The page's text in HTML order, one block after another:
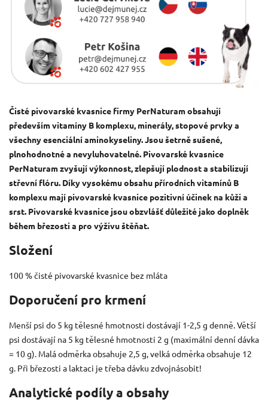
Čisté pivovarské kvasnice firmy PerNaturam obsahují
především vitamíny B komplexu, minerály, stopové prvky a
všechny esenciální aminokyseliny. Jsou šetrně sušené,
plnohodnotné a nevyluhovatelné. Pivovarské kvasnice
PerNaturam zvyšují výkonnost, zlepšují plodnost a stabilizují
střevní flóru. Díky vysokému obsahu přírodních vitamínů B
komplexu mají pivovarské kvasnice pozitivní účinek na kůži a
srst. Pivovarské kvasnice jsou obzvlášť důležité jako doplněk
během březosti a pro výživu štěňat.
Složení
100 % čisté pivovarské kvasnice bez mláta
Doporučení pro krmení
Menší psi do 5 kg tělesné hmotnosti dostávají 1-2,5 g denně. Větší
psi dostávají na 5 kg tělesné hmotnosti 2 g (maximální denní dávka
= 10 g). Malá odměrka obsahuje 2,5 g, velká odměrka obsahuje 12
g. Při březosti a laktaci je třeba dávku zdvojnásobit!
Analytické podíly a obsahy